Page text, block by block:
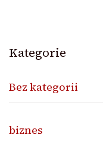
Kategorie
Bez kategorii
biznes